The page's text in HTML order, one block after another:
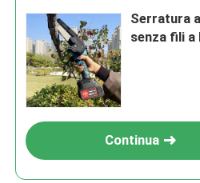
Invia
Serratura
senza fili
Continua